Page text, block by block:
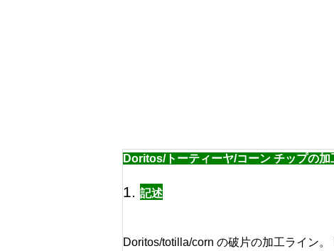
Doritos/トーティーヤ/コーン チップの加
1. 記述
Doritos/totilla/corn の破片の加工ライン